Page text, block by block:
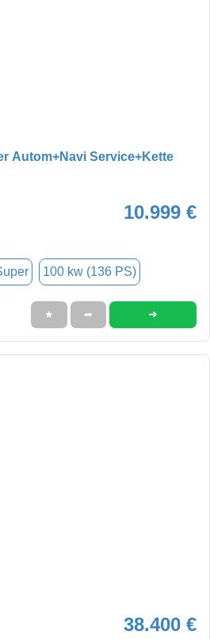
Autom+Navi Service+Kette
10.999 €
100 kw (136 PS)
★ ➦ ➜
38.400 €